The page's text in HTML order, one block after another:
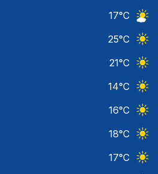
17°C
25°C
21°C
14°C
16°C
18°C
17°C